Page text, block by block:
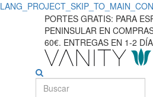
Revitalice
labios
PORTES GRATIS: PARA
PENINSULAR EN
60€. ENTREGAS EN 1-2